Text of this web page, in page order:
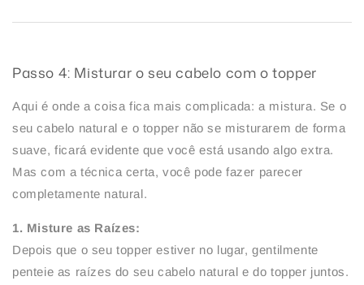
Passo 4: Misturar o seu cabelo com o topper
Aqui é onde a coisa fica mais complicada: a mistura. Se o
seu cabelo natural e o topper não se misturarem de forma
suave, ficará evidente que você está usando algo extra.
Mas com a técnica certa, você pode fazer parecer
completamente natural.
1. Misture as Raízes:
Depois que o seu topper estiver no lugar, gentilmente
penteie as raízes do seu cabelo natural e do topper juntos.